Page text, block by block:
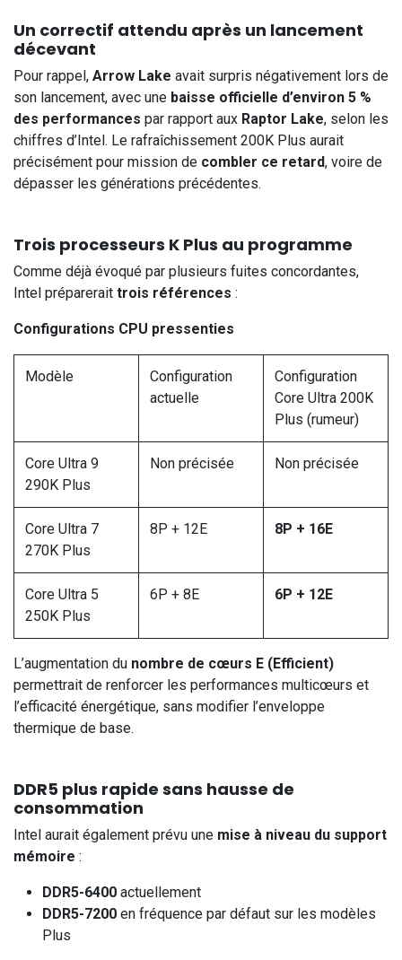
Un correctif attendu après un lancement
décevant
Pour rappel, Arrow Lake avait surpris négativement lors de
son lancement, avec une baisse officielle d’environ 5 %
des performances par rapport aux Raptor Lake, selon les
chiffres d’Intel. Le rafraîchissement 200K Plus aurait
précisément pour mission de combler ce retard, voire de
dépasser les générations précédentes.
Trois processeurs K Plus au programme
Comme déjà évoqué par plusieurs fuites concordantes,
Intel préparerait trois références :
Configurations CPU pressenties
Modèle
Configuration
actuelle
Configuration
Core Ultra 200K
Plus (rumeur)
Core Ultra 9
290K Plus
Non précisée Non précisée
Core Ultra 7
270K Plus
8P + 12E 8P + 16E
Core Ultra 5
250K Plus
6P + 8E 6P + 12E
L’augmentation du nombre de cœurs E (Efficient)
permettrait de renforcer les performances multicœurs et
l’efficacité énergétique, sans modifier l’enveloppe
thermique de base.
DDR5 plus rapide sans hausse de
consommation
Intel aurait également prévu une mise à niveau du support
mémoire :
DDR5-6400 actuellement
DDR5-7200 en fréquence par défaut sur les modèles
Plus